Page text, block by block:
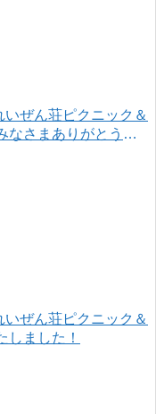
いぜん荘ピクニック＆
なさまありがとうご
いぜん荘ピクニック＆
しました！